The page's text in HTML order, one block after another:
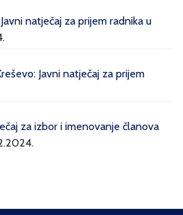
natječaj za prijem radnika u
Javni natječaj za prijem
za izbor i imenovanje članova